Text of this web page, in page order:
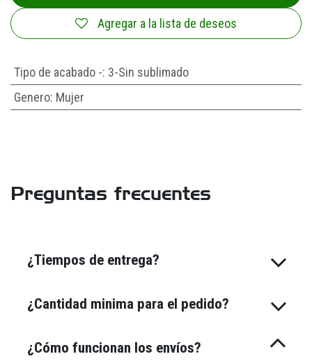
Agregar a la lista de deseos
Tipo de acabado -: 3-Sin sublimado
Genero: Mujer
Preguntas frecuentes
¿Tiempos de entrega?
¿Cantidad minima para el pedido?
¿Cómo funcionan los envíos?